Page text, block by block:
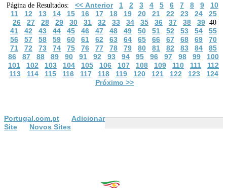
Página de Resultados: << Anterior 1 2 3 4 5 6 7 8 9
10
11
12 13 14 15 16 17 18 19 20 21 22 23 24
25
26
27 28 29 30 31 32 33 34 35 36 37 38 39 40
41 42 43 44 45 46 47 48 49 50 51 52 53 54
55
56
57 58 59 60 61 62 63 64 65 66 67 68 69
70
71
72 73 74 75 76 77 78 79 80 81 82 83 84
85
86
87 88 89 90 91 92 93 94 95 96 97 98 99
100
101
102 103 104 105 106 107 108 109 110 111
112
113
114 115 116 117 118 119 120 121 122 123
124
Próximo >>
Portugal.com.pt
Adicionar
Site
Novos Sites